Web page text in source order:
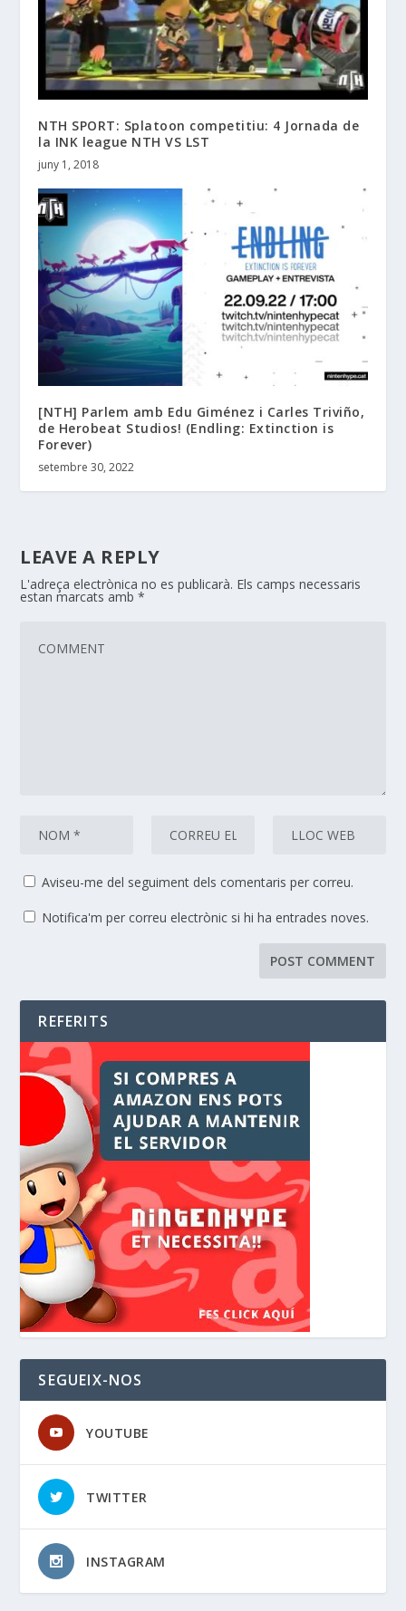
NTH SPORT: Splatoon competitiu: 4 Jornada de
la INK league NTH VS LST
juny 1, 2018
[NTH] Parlem amb Edu Giménez i Carles Triviño,
de Herobeat Studios! (Endling: Extinction is
Forever)
setembre 30, 2022
LEAVE A REPLY
L'adreça electrònica no es publicarà. Els camps necessaris
estan marcats amb*
Aviseu-me del seguiment dels comentaris per correu.
Notifica'm per correu electrònic si hi ha entrades noves.
REFERITS
SEGUEIX-NOS
YOUTUBE
TWITTER
INSTAGRAM